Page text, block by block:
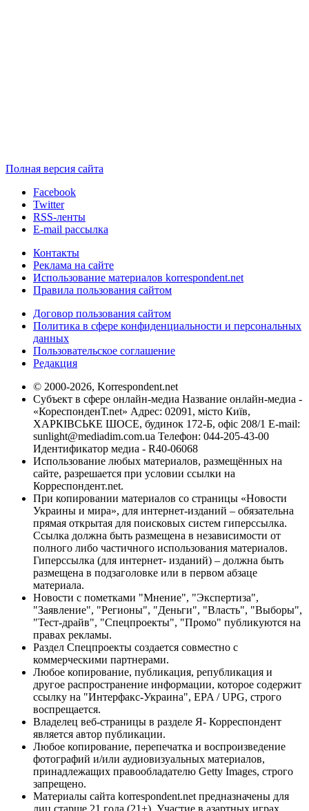
Полная версия сайта
Facebook
Twitter
RSS-ленты
E-mail рассылка
Контакты
Реклама на сайте
Использование материалов korrespondent.net
Правила пользования сайтом
Договор пользования сайтом
Политика в сфере конфиденциальности и персональных
данных
Пользовательское соглашение
Редакция
© 2000-2026, Korrespondent.net
Субъект в сфере онлайн-медиа Название онлайн-медиа -
«КореспонденТ.net» Адрес: 02091, місто Київ,
ХАРКІВСЬКЕ ШОСЕ, будинок 172-Б, офіс 208/1 E-mail:
sunlight@mediadim.com.ua Телефон: 044-205-43-00
Идентификатор медиа - R40-06068
Использование любых материалов, размещённых на
сайте, разрешается при условии ссылки на
Корреспондент.net.
При копировании материалов со страницы «Новости
Украины и мира», для интернет-изданий – обязательна
прямая открытая для поисковых систем гиперссылка.
Ссылка должна быть размещена в независимости от
полного либо частичного использования материалов.
Гиперссылка (для интернет- изданий) – должна быть
размещена в подзаголовке или в первом абзаце
материала.
Новости с пометками "Мнение", "Экспертиза",
"Заявление", "Регионы", "Деньги", "Власть", "Выборы",
"Тест-драйв", "Спецпроекты", "Промо" публикуются на
правах рекламы.
Раздел Спецпроекты создается совместно с
коммерческими партнерами.
Любое копирование, публикация, републикация и
другое распространение информации, которое содержит
ссылку на "Интерфакс-Украина", EPA / UPG, строго
воспрещается.
Владелец веб-страницы в разделе Я- Корреспондент
является автор публикации.
Любое копирование, перепечатка и воспроизведение
фотографий и/или аудиовизуальных материалов,
принадлежащих правообладателю Getty Images, строго
запрещено.
Материалы сайта korrespondent.net предназначены для
лиц старше 21 года (21+). Участие в азартных играх